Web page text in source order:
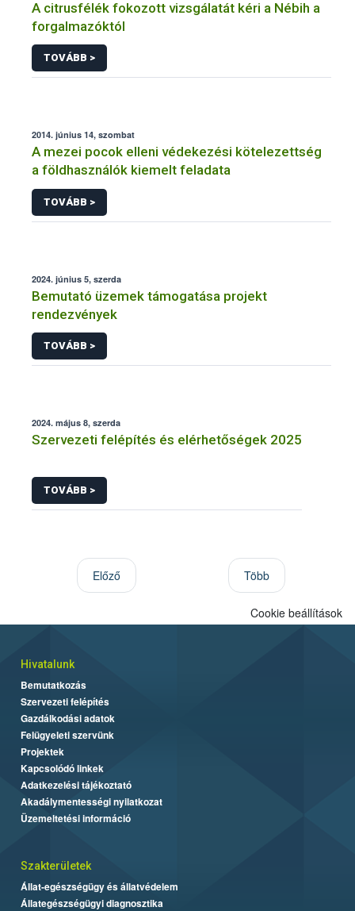
A citrusfélék fokozott vizsgálatát kéri a Nébih a
forgalmazóktól
TOVÁBB >
2014. június 14, szombat
A mezei pocok elleni védekezési kötelezettség
a földhasználók kiemelt feladata
TOVÁBB >
2024. június 5, szerda
Bemutató üzemek támogatása projekt
rendezvények
TOVÁBB >
2024. május 8, szerda
Szervezeti felépítés és elérhetőségek 2025
TOVÁBB >
Előző Több
Cookie beállítások
Hivatalunk
Bemutatkozás
Szervezeti felépítés
Gazdálkodási adatok
Felügyeleti szervünk
Projektek
Kapcsolódó linkek
Adatkezelési tájékoztató
Akadálymentességi nyilatkozat
Üzemeltetési információ
Szakterületek
Állat-egészségügy és állatvédelem
Állategészségügyi diagnosztika